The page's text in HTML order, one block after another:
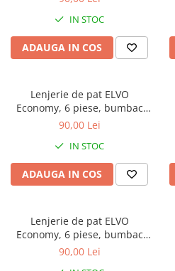
IN STOC
ADAUGA IN COS
Lenjerie de pat ELVO
Economy, 6 piese, bumbac
policoton, gri, cu flori crem
90,00 Lei
IN STOC
ADAUGA IN COS
Lenjerie de pat ELVO
Economy, 6 piese, bumbac
policoton, bleumarin, cu flori
90,00 Lei